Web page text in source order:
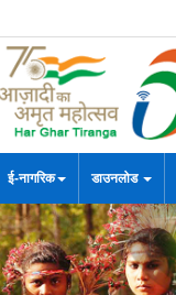
ई-नागरिक डाउनलोड